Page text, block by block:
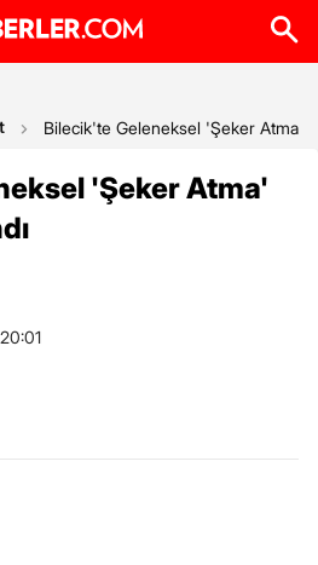
Bilecik'te Geleneksel 'Şeker Atma'
'Şeker Atma'